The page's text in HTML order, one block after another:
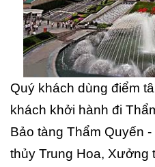
Quý khách dùng điểm
khách khởi hành đi
Bảo tàng Thẩm Quyến
thủy Trung Hoa, Xưởng